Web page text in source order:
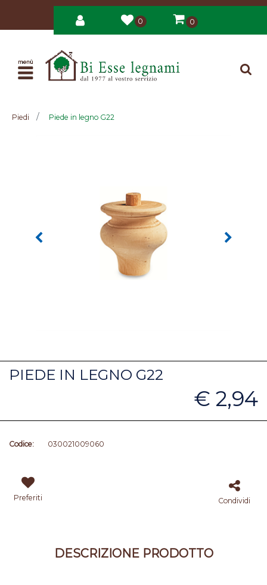
0 0
Open
Piedi Piede in legno G22
PIEDE IN LEGNO G22
€ 2,94
Codice: 030021009060
Preferiti Condividi
DESCRIZIONE PRODOTTO